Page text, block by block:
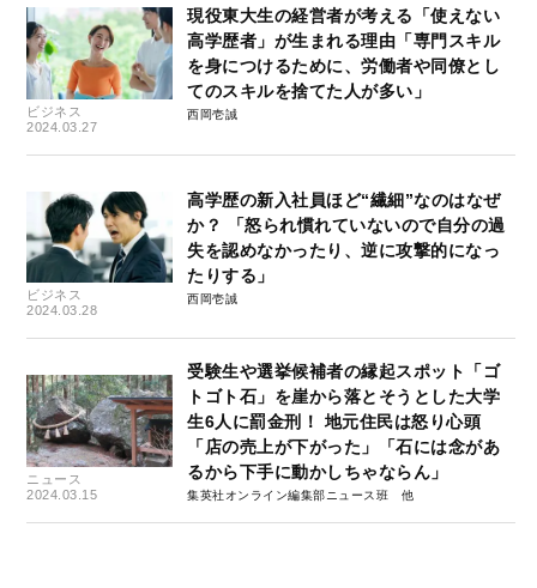
ビジネス
2024.03.27
現役東大生の経営者が考える「使えない
高学歴者」が生まれる理由「専門スキル
を身につけるために、労働者や同僚とし
てのスキルを捨てた人が多い」
西岡壱誠
ビジネス
2024.03.28
高学歴の新入社員ほど“繊細”なのはなぜ
か？ 「怒られ慣れていないので自分の過
失を認めなかったり、逆に攻撃的になっ
たりする」
西岡壱誠
ニュース
2024.03.15
受験生や選挙候補者の縁起スポット「ゴ
トゴト石」を崖から落とそうとした大学
生6人に罰金刑！ 地元住民は怒り心頭
「店の売上が下がった」「石には念があ
るから下手に動かしちゃならん」
集英社オンライン編集部ニュース班